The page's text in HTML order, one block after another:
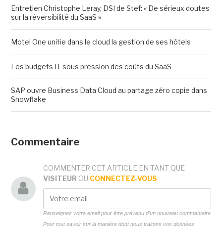
Entretien Christophe Leray, DSI de Stef: « De sérieux doutes
sur la réversibilité du SaaS »
Motel One unifie dans le cloud la gestion de ses hôtels
Les budgets IT sous pression des coûts du SaaS
SAP ouvre Business Data Cloud au partage zéro copie dans
Snowflake
Commentaire
COMMENTER CET ARTICLE EN TANT QUE
VISITEUR OU CONNECTEZ-VOUS
Renseignez votre email pour être prévenu d'un nouveau commentaire
Pour tout savoir sur la manière dont nous traitons vos données